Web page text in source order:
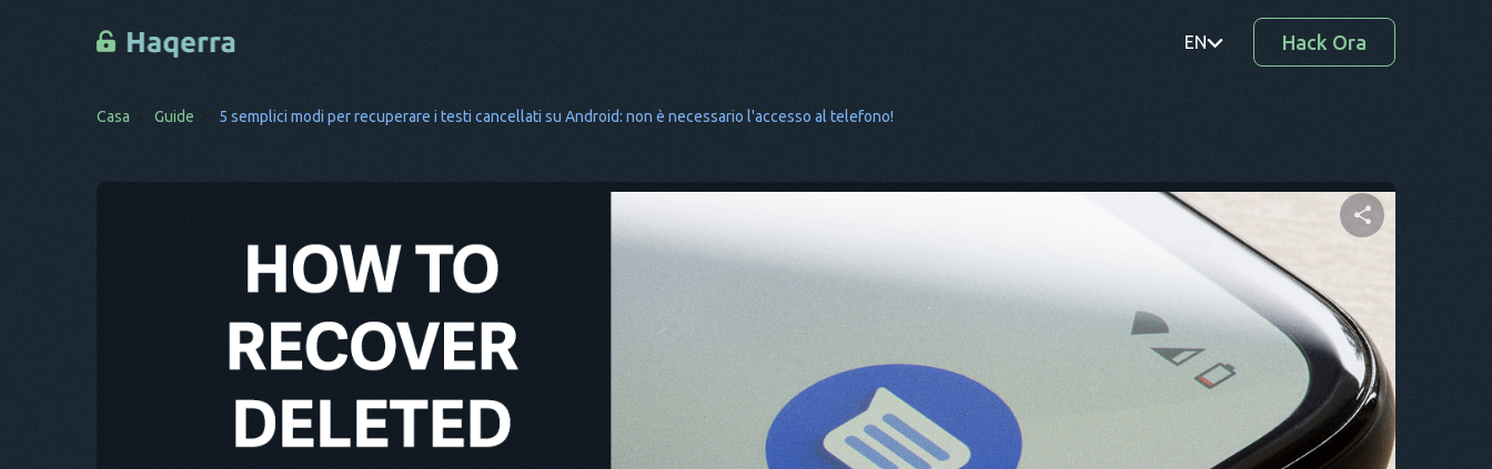
EN
SV
EL
BG
Hack Ora
Casa Guide 5 semplici modi per recuperare i testi cancellati su Android: non è necessario l'accesso al telefono!
Condividi questo articolo
Twitter Facebook Copia link